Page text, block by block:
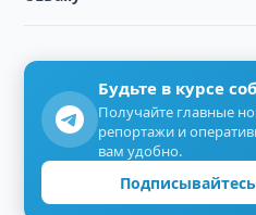
Будьте в курсе
Получайте главные
репортажи и
вам удобно.